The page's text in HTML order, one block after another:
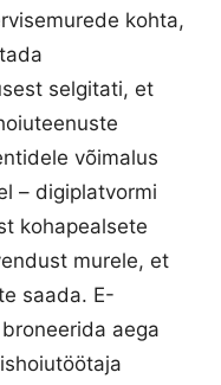
kohta,
selgitati, et
võimalus
– digiplatvormi
kohapealsete
murele, et
saada. E-
aega